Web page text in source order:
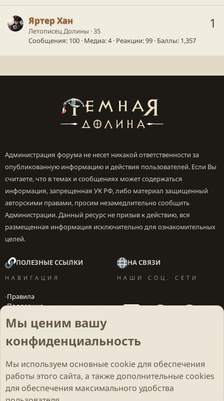
1
Яртер Хан
Летописец Долины ·35
Сообщения 100 Медиа 4 Реакции 99 Баллы 1,357
Администрация форума не несет никакой ответственности за
опубликованную информацию и действия пользователей. Если Вы
считаете, что в темах и сообщениях может содержаться
информация, запрещенная УК РФ, либо материал защищенный
авторскими правами, просим незамедлительно сообщить
Администрации. Данный ресурс не призыв к действию, вся
размещенная информация исключительно для ознакомительных
целей.
ПОЛЕЗНЫЕ ССЫЛКИ
НАВИГАЦИЯ
Правила
Поддержка
Локализация игр
НА СВЯЗИ
НАШИ СОЦ. СЕТИ
Cookies Darkdale - Основа [v.2.3.2 rc1] 🔥
Русский (RU)
Обратная связь
Условия и правила
Политика конфиденциальности
Помощь
R
Мы ценим вашу
конфиденциальность
Мы используем основные cookieдля обеспечения
работы этого сайта, а также дополнительные cookies
для обеспечения максимального удобства